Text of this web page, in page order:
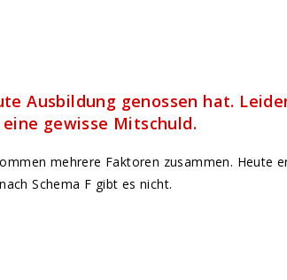
Ausbildung genossen hat.
gewisse Mitschuld.
mehrere Faktoren zusammen. Heute
Schema F gibt es nicht.